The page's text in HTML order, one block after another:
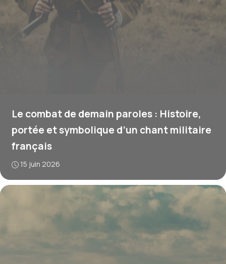
Le combat de demain paroles : Histoire,
portée et symbolique d’un chant militaire
français
15 juin 2026